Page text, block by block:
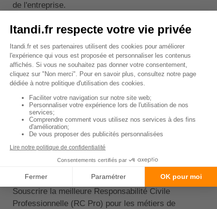
de l'entreprise.
En moyenne, le coût d'une RC Pro pour une
entreprise d'import-export peut aller de quelques
centaines à plusieurs milliers d'euros par an. Il
est donc recommandé de comparer plusieurs offres
pour trouver le contrat le plus adapté à ses besoins
et à son budget.
↑ Sommaire
Comment souscrire la
meilleure RC Pro pour les
métiers de l'import export ?
Souscrire la meilleure Responsabilité Civile
Professionnelle (RC Pro) pour les métiers de